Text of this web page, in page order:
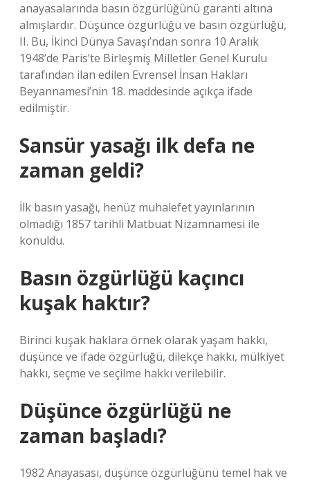
anayasalarında basın özgürlüğünü garanti altına
almışlardır. Düşünce özgürlüğü ve basın özgürlüğü,
II. Bu, İkinci Dünya Savaşı’ndan sonra 10 Aralık
1948’de Paris’te Birleşmiş Milletler Genel Kurulu
tarafından ilan edilen Evrensel İnsan Hakları
Beyannamesi’nin 18. maddesinde açıkça ifade
edilmiştir.
Sansür yasağı ilk defa ne
zaman geldi?
İlk basın yasağı, henüz muhalefet yayınlarının
olmadığı 1857 tarihli Matbuat Nizamnamesi ile
konuldu.
Basın özgürlüğü kaçıncı
kuşak haktır?
Birinci kuşak haklara örnek olarak yaşam hakkı,
düşünce ve ifade özgürlüğü, dilekçe hakkı, mülkiyet
hakkı, seçme ve seçilme hakkı verilebilir.
Düşünce özgürlüğü ne
zaman başladı?
1982 Anayasası, düşünce özgürlüğünü temel hak ve